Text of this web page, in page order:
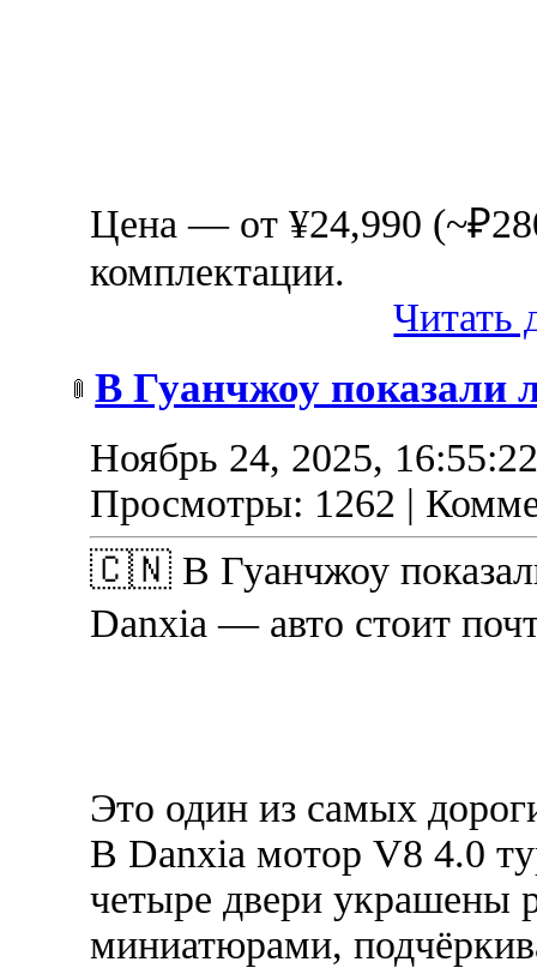
Цена — от ¥24,990
комплектации.
Читать
В Гуанчжоу показали
Ноябрь 24, 2025,
Просмотры: 1262 |
🇨🇳 В Гуанчжоу
Danxia — авто стоит
Это один из самых
В Danxia мотор V8 4.0
четыре двери украшены
миниатюрами,